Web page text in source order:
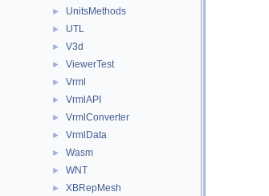
► UnitsMethods
► UTL
► V3d
► ViewerTest
► Vrml
► VrmlAPI
► VrmlConverter
► VrmlData
► Wasm
► WNT
► XBRepMesh